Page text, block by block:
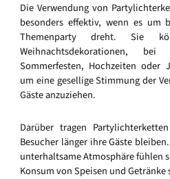
Die Verwendung von
besonders effektiv, wenn es um
Themenparty dreht. Sie
Weihnachtsdekorationen,
Sommerfesten, Hochzeiten oder
um eine gesellige Stimmung der
Gäste anzuziehen.
Darüber tragen
Besucher länger ihre Gäste
unterhaltsame Atmosphäre fühlen
Konsum von Speisen und Getränke